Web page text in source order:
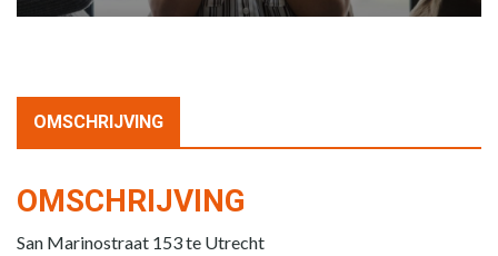
OMSCHRIJVING
OMSCHRIJVING
San Marinostraat 153 te Utrecht